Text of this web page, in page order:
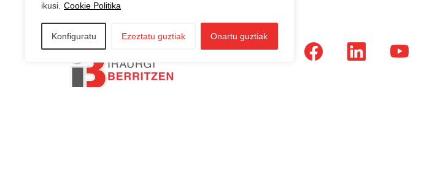
ikusi. Cookie Politika
Konfiguratu Ezeztatu guztiak Onartu guztiak